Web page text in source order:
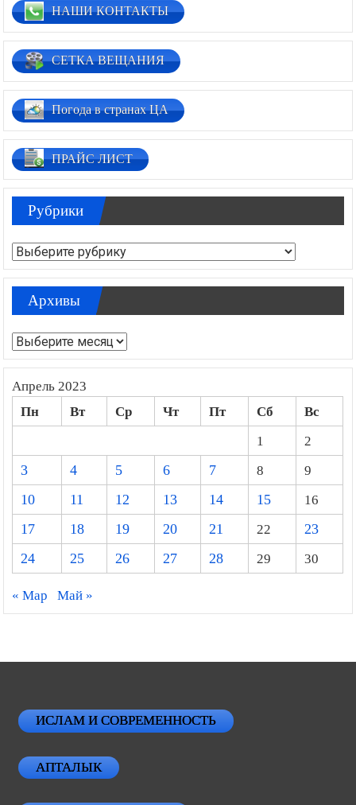
НАШИ КОНТАКТЫ
СЕТКА ВЕЩАНИЯ
Погода в странах ЦА
ПРАЙС ЛИСТ
Рубрики
Рубрики
Архивы
Архивы
Апрель 2023
Пн Вт Ср Чт Пт Сб
Вс
1
2
3
4 5 6 7 8
9
10
11 12 13 14 15
16
17
18 19 20 21 22
23
24
25 26 27 28 29 30
« Мар Май »
ИСЛАМ И СОВРЕМЕННОСТЬ
АПТАЛЫК